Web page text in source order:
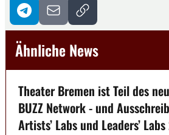
Ähnliche News
Theater Bremen ist Teil des
BUZZ Network - und
Artists’ Labs und Leaders’